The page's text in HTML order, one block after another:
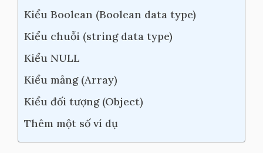
Kiểu Boolean (Boolean data type)
Kiểu chuỗi (string data type)
Kiểu NULL
Kiểu mảng (Array)
Kiểu đối tượng (Object)
Thêm một số ví dụ